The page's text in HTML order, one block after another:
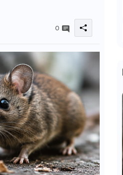
0